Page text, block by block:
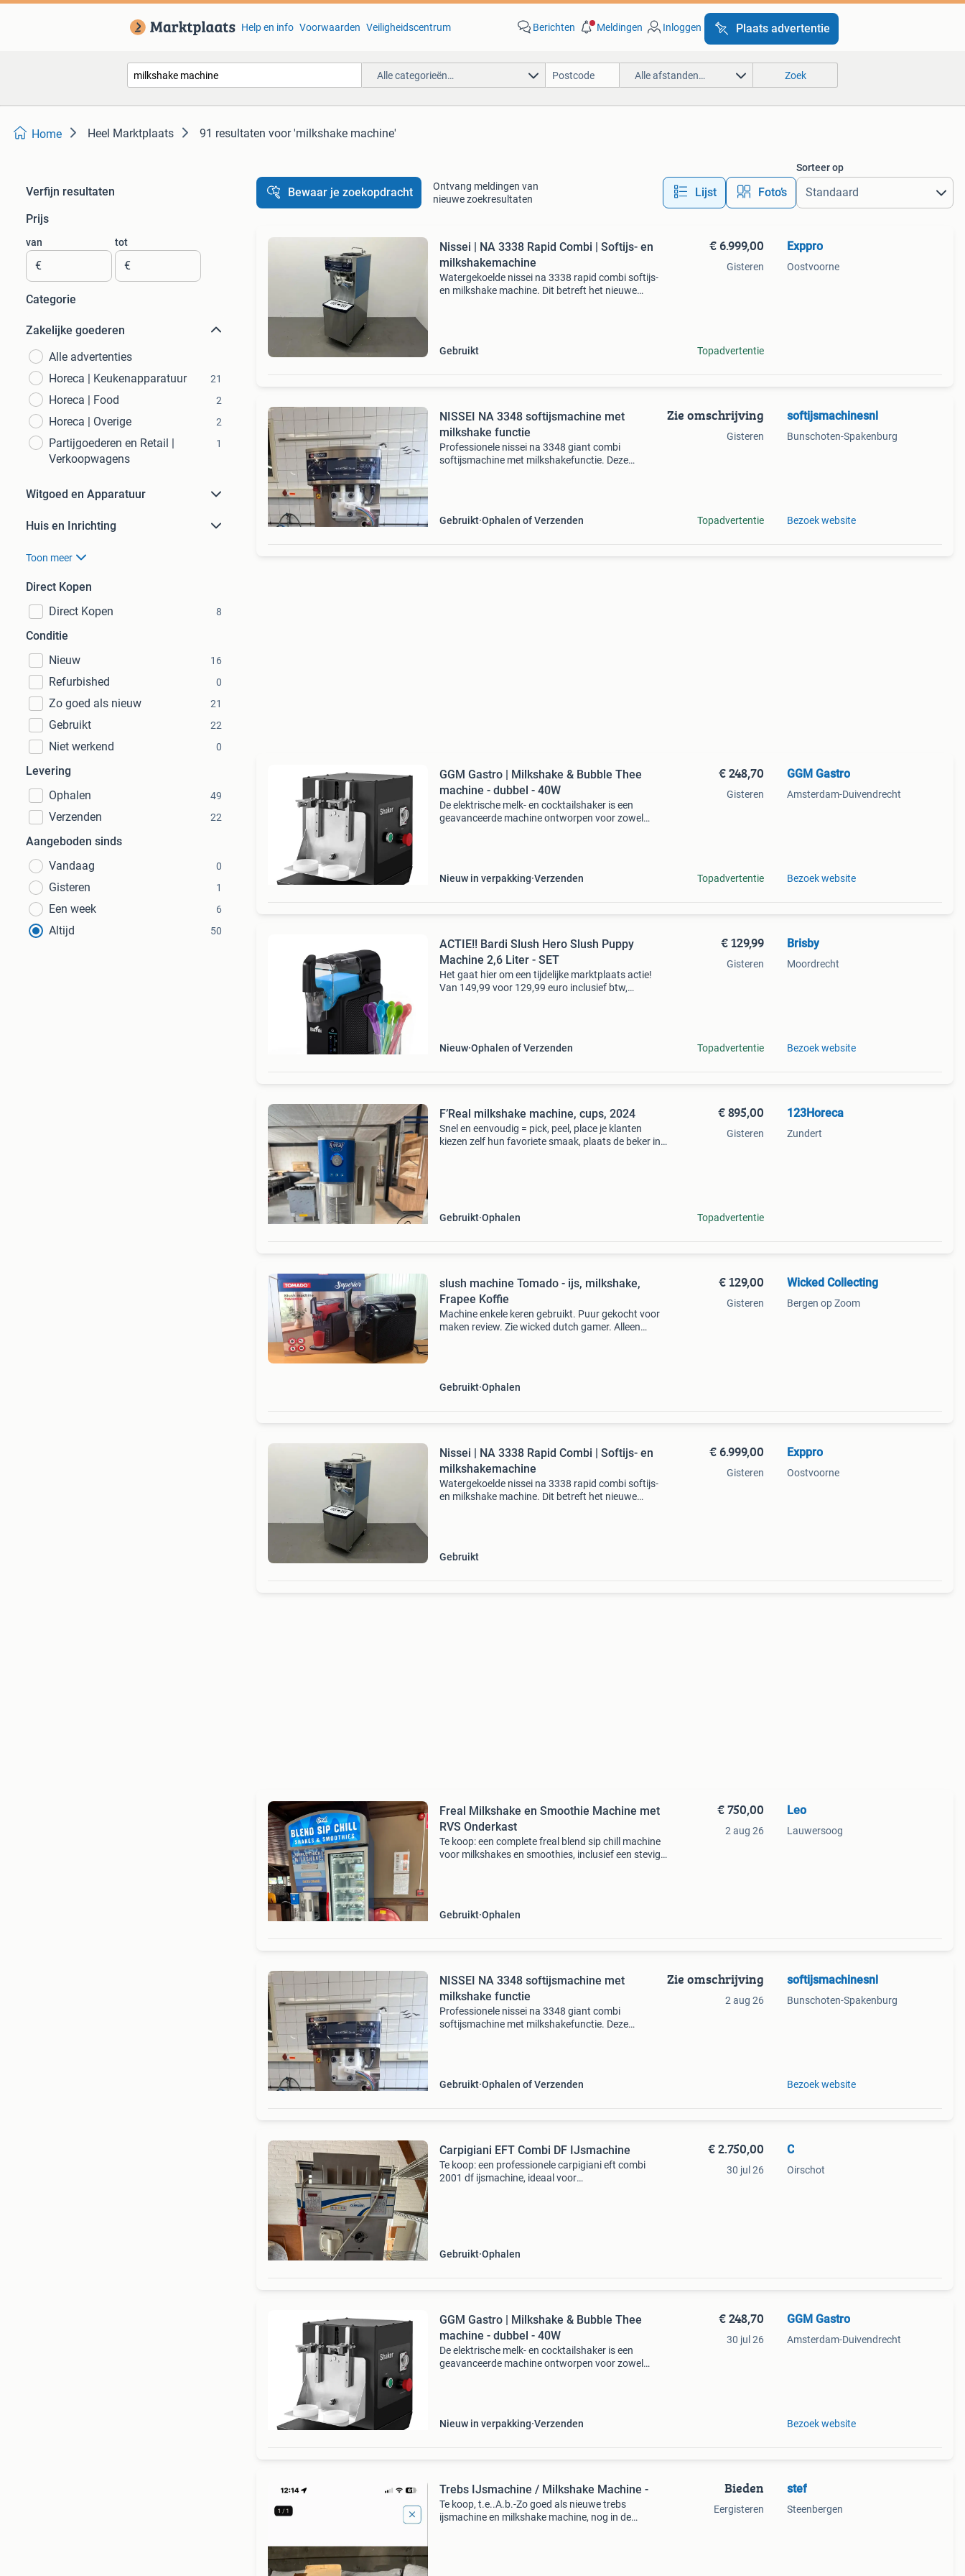
Help en info Voorwaarden Veiligheidscentrum Berichten Meldingen Inloggen Plaats advertentie
Alle categorieën… Alle afstanden… Zoek
Home Heel Marktplaats 91 resultaten voor 'milkshake machine'
Verfijn resultaten
Prijs
van
€
tot
€
Categorie
Zakelijke goederen
Alle advertenties
Horeca | Keukenapparatuur
21
Horeca | Food 2
Horeca | Overige 2
Partijgoederen en Retail |
Verkoopwagens
1
Witgoed en Apparatuur
Huis en Inrichting
Toon meer
Direct Kopen
Direct Kopen
8
Conditie
Nieuw
16
Refurbished 0
Zo goed als nieuw 21
Gebruikt 22
Niet werkend 0
Levering
Ophalen
49
Verzenden 22
Aangeboden sinds
Vandaag
0
Gisteren 1
Een week 6
Altijd 50
Bewaar je zoekopdracht
Ontvang meldingen van
nieuwe zoekresultaten
Lijst Foto’s
Sorteer op
Nissei | NA 3338 Rapid Combi | Softijs- en
milkshakemachine
Watergekoelde nissei na 3338 rapid combi softijs-
en milkshake machine. Dit betreft het nieuwe
Gebruikt
€ 6.999,00
Gisteren
Topadvertentie
Exppro
Oostvoorne
NISSEI NA 3348 softijsmachine met
milkshake functie
Professionele nissei na 3348 giant combi
softijsmachine met milkshakefunctie. Deze
Gebruikt Ophalen of Verzenden
Zie omschrijving
Gisteren
Topadvertentie
softijsmachinesnl
Bunschoten-Spakenburg
Bezoek website
GGM Gastro | Milkshake & Bubble Thee
machine - dubbel - 40W
De elektrische melk- en cocktailshaker is een
geavanceerde machine ontworpen voor zowel
Nieuw in verpakking Verzenden
€ 248,70
Gisteren
Topadvertentie
GGM Gastro
Amsterdam-Duivendrecht
Bezoek website
ACTIE!! Bardi Slush Hero Slush Puppy
Machine 2,6 Liter - SET
Het gaat hier om een tijdelijke marktplaats actie!
Van 149,99 voor 129,99 euro inclusief btw,
Nieuw Ophalen of Verzenden
€ 129,99
Gisteren
Topadvertentie
Brisby
Moordrecht
Bezoek website
F’Real milkshake machine, cups, 2024
Snel en eenvoudig = pick, peel, place je klanten
kiezen zelf hun favoriete smaak, plaats de beker in
Gebruikt Ophalen
€ 895,00
Gisteren
Topadvertentie
123Horeca
Zundert
slush machine Tomado - ijs, milkshake,
Frapee Koffie
Machine enkele keren gebruikt. Puur gekocht voor
maken review. Zie wicked dutch gamer. Alleen
Gebruikt Ophalen
€ 129,00
Gisteren
Wicked Collecting
Bergen op Zoom
Nissei | NA 3338 Rapid Combi | Softijs- en
milkshakemachine
Watergekoelde nissei na 3338 rapid combi softijs-
en milkshake machine. Dit betreft het nieuwe
Gebruikt
€ 6.999,00
Gisteren
Exppro
Oostvoorne
Freal Milkshake en Smoothie Machine met
RVS Onderkast
Te koop: een complete freal blend sip chill machine
voor milkshakes en smoothies, inclusief een stevige
Gebruikt Ophalen
€ 750,00
2 aug 26
Leo
Lauwersoog
NISSEI NA 3348 softijsmachine met
milkshake functie
Professionele nissei na 3348 giant combi
softijsmachine met milkshakefunctie. Deze
Gebruikt Ophalen of Verzenden
Zie omschrijving
2 aug 26
softijsmachinesnl
Bunschoten-Spakenburg
Bezoek website
Carpigiani EFT Combi DF IJsmachine
Te koop: een professionele carpigiani eft combi
2001 df ijsmachine, ideaal voor
Gebruikt Ophalen
€ 2.750,00
30 jul 26
C
Oirschot
GGM Gastro | Milkshake & Bubble Thee
machine - dubbel - 40W
De elektrische melk- en cocktailshaker is een
geavanceerde machine ontworpen voor zowel
Nieuw in verpakking Verzenden
€ 248,70
30 jul 26
GGM Gastro
Amsterdam-Duivendrecht
Bezoek website
Trebs IJsmachine / Milkshake Machine -
Te koop, t.e..A.b.-Zo goed als nieuwe trebs
ijsmachine en milkshake machine, nog in de
Bieden
Eergisteren
stef
Steenbergen